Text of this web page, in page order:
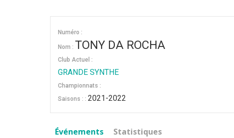
Numéro :
Nom : TONY DA ROCHA
Club Actuel :
GRANDE SYNTHE
Championnats :
Saisons : : 2021-2022
Événements Statistiques